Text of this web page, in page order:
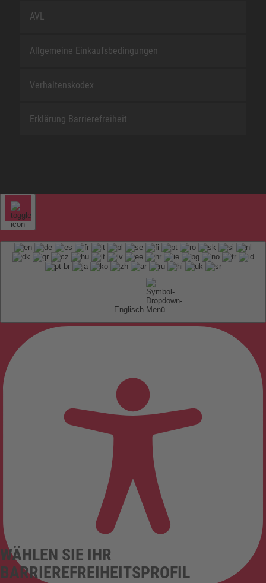
AVL
Allgemeine Einkaufsbedingungen
Verhaltenskodex
Erklärung Barrierefreiheit
Englisch
WÄHLEN SIE IHR
BARRIEREFREIHEITSPROFIL